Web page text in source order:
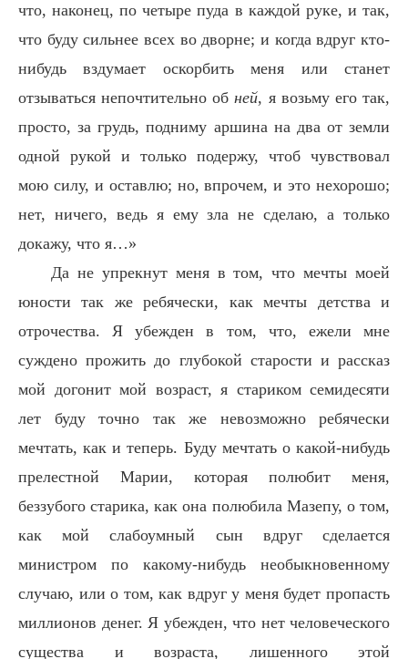
что, наконец, по четыре пуда в каждой руке, и так,
что буду сильнее всех во дворне; и когда вдруг кто-
нибудь вздумает оскорбить меня или станет
отзываться непочтительно обней, я возьму его так,
просто, за грудь, подниму аршина на два от земли
одной рукой и только подержу, чтоб чувствовал
мою силу, и оставлю; но, впрочем, и это нехорошо;
нет, ничего, ведь я ему зла не сделаю, а только
докажу, что я…»
Да не упрекнут меня в том, что мечты моей
юности так же ребячески, как мечты детства и
отрочества. Я убежден в том, что, ежели мне
суждено прожить до глубокой старости и рассказ
мой догонит мой возраст, я стариком семидесяти
лет буду точно так же невозможно ребячески
мечтать, как и теперь. Буду мечтать о какой-нибудь
прелестной Марии, которая полюбит меня,
беззубого старика, как она полюбила Мазепу, о том,
как мой слабоумный сын вдруг сделается
министром по какому-нибудь необыкновенному
случаю, или о том, как вдруг у меня будет пропасть
миллионов денег. Я убежден, что нет человеческого
существа и возраста, лишенного этой